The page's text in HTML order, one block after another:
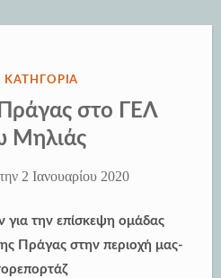
ΚΑΤΗΓΟΡΊΑ
στο ΓΕΛ
Μηλιάς
2 Ιανουαρίου 2020
για την επίσκεψη ομάδας
Πράγας στην περιοχή μας-